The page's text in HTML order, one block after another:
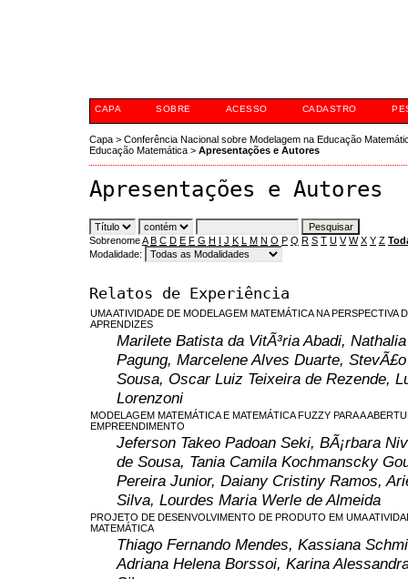
CAPA SOBRE ACESSO CADASTRO
Capa > Conferência Nacional sobre Modelagem na Educação
Educação Matemática > Apresentações e Autores
Apresentações e Autores
SobrenomeA B C D E F G H I J K L M N O P Q R S T U V W X Y Z
Modalidade:
Relatos de Experiência
UMA ATIVIDADE DE MODELAGEM MATEMÁTICA NA PERSPECTIVA
APRENDIZES
Marilete Batista da VitÃ³ria Abadi,
Pagung, Marcelene Alves Duarte,
Sousa, Oscar Luiz Teixeira de Rezende,
Lorenzoni
MODELAGEM MATEMÁTICA E MATEMÁTICA FUZZY PARA A
EMPREENDIMENTO
Jeferson Takeo Padoan Seki, BÃ¡rbara
de Sousa, Tania Camila Kochmanscky
Pereira Junior, Daiany Cristiny Ramos,
Silva, Lourdes Maria Werle de Almeida
PROJETO DE DESENVOLVIMENTO DE PRODUTO EM UMA
MATEMÁTICA
Thiago Fernando Mendes, Kassiana
Adriana Helena Borssoi, Karina